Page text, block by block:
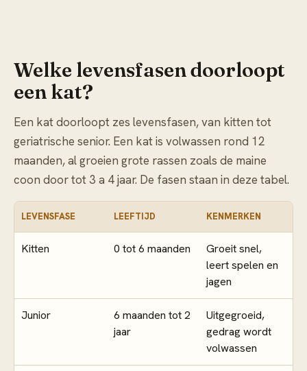
Welke levensfasen doorloopt
een kat?
Een kat doorloopt zes levensfasen, van kitten tot
geriatrische senior. Een kat is volwassen rond 12
maanden, al groeien grote rassen zoals de maine
coon door tot 3 a 4 jaar. De fasen staan in deze tabel.
LEVENSFASE LEEFTIJD KENMERKEN
Kitten 0 tot 6 maanden
Groeit snel,
leert spelen en
jagen
Junior
6 maanden tot 2
jaar
Uitgegroeid,
gedrag wordt
volwassen